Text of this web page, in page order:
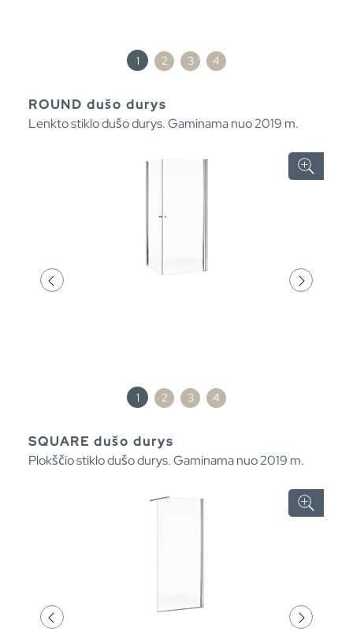
1 2 3 4
ROUND dušo durys
Lenkto stiklo dušo durys. Gaminama nuo 2019 m.
1 2 3 4
SQUARE dušo durys
Plokščio stiklo dušo durys. Gaminama nuo 2019 m.